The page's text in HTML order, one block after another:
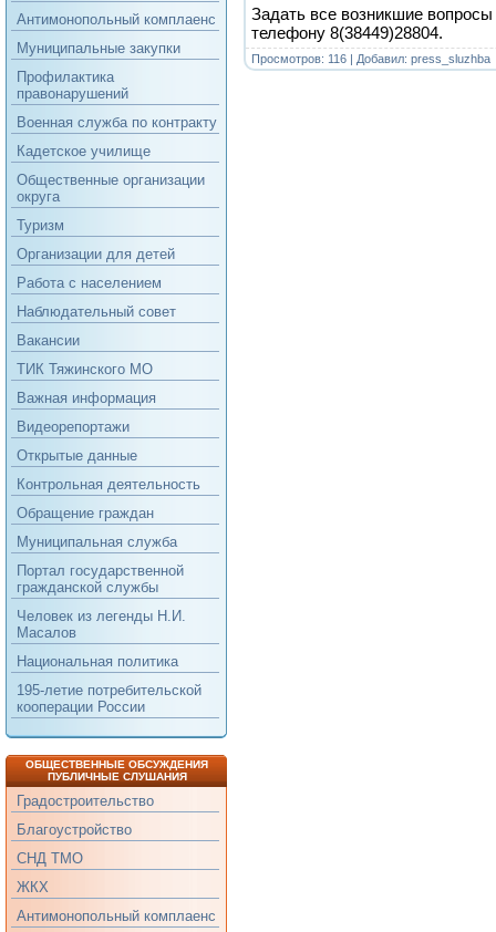
Антимонопольный комплаенс
Муниципальные закупки
Профилактика
правонарушений
Военная служба по контракту
Кадетское училище
Общественные организации
округа
Туризм
Организации для детей
Работа с населением
Наблюдательный совет
Вакансии
ТИК Тяжинского МО
Важная информация
Видеорепортажи
Открытые данные
Контрольная деятельность
Обращение граждан
Муниципальная служба
Портал государственной
гражданской службы
Человек из легенды Н.И.
Масалов
Национальная политика
195-летие потребительской
кооперации России
ОБЩЕСТВЕННЫЕ ОБСУЖДЕНИЯ
ПУБЛИЧНЫЕ СЛУШАНИЯ
Градостроительство
Благоустройство
СНД ТМО
ЖКХ
Антимонопольный комплаенс
Задать все возникшие
телефону 8(38449)28804.
Просмотров: 116 | Добавил: press_sluzhba